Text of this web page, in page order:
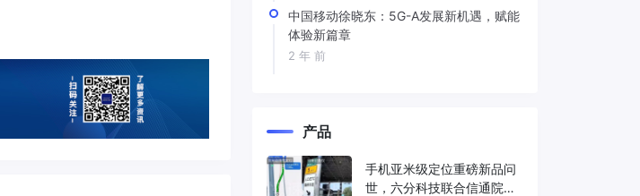
中国移动徐晓东：5G-A发展新机遇，赋能
体验新篇章
2 年 前
产品
手机亚米级定位重磅新品问
世，六分科技联合信通院发